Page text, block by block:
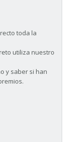
toda la
utiliza nuestro
y saber si han